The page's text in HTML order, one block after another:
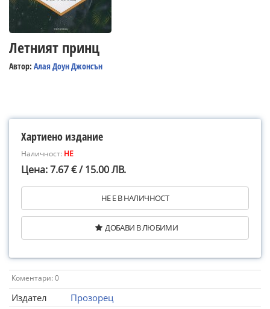
Летният принц
Автор: Алая Доун Джонсън
Хартиено издание
Наличност: НЕ
Цена: 7.67 € / 15.00 ЛВ.
НЕ Е В НАЛИЧНОСТ
ДОБАВИ В ЛЮБИМИ
Коментари: 0
Издател
Прозорец